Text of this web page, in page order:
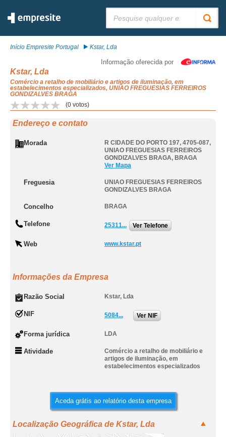
Início Empresite Portugal Kstar, Lda
Informação oferecida por
Kstar, Lda
Comércio a retalho de mobiliário e artigos de iluminação, em
estabelecimentos especializados, UNIAO FREGUESIAS FERREIROS
GONDIZALVES BRAGA
(0 votos)
Endereço e contato
Morada R CIDADE DO PORTO 197, 4705-087,
UNIAO FREGUESIAS FERREIROS
GONDIZALVES BRAGA, BRAGA
Ver Mapa
Freguesia
UNIAO FREGUESIAS FERREIROS
GONDIZALVES BRAGA
Concelho BRAGA
Telefone 25311... Ver Telefone
Web www.kstar.pt
Informações da Empresa
Razão Social Kstar, Lda
NIF 5084... Ver NIF
Forma jurídica LDA
Atividade
Comércio a retalho de mobiliário e
artigos de iluminação, em
estabelecimentos especializados
Aceda grátis ao relatório desta empresa
Localização Geográfica de Kstar, Lda